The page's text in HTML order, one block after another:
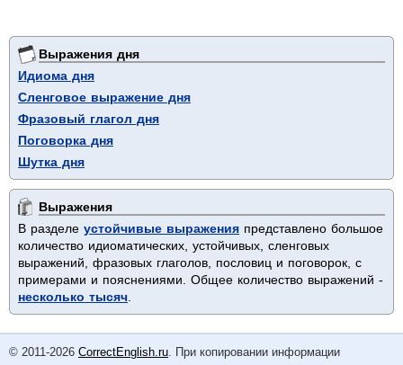
Выражения дня
Идиома дня
Сленговое выражение дня
Фразовый глагол дня
Поговорка дня
Шутка дня
Выражения
В разделе устойчивые выражения представлено большое
количество идиоматических, устойчивых, сленговых
выражений, фразовых глаголов, пословиц и поговорок, с
примерами и пояснениями. Общее количество выражений -
несколько тысяч.
© 2011-2026 CorrectEnglish.ru. При копировании информации